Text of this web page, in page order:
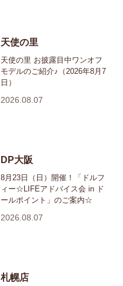
天使の里
天使の里 お披露目中ワンオフ
モデルのご紹介♪（2026年8月7
日）
2026.08.07
DP大阪
8月23日（日）開催！「ドルフ
ィー☆LIFEアドバイス会 in ド
ールポイント」のご案内☆
2026.08.07
札幌店